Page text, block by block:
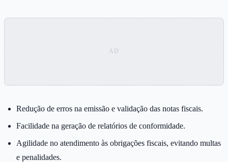
Redução de erros na emissão e validação das notas fiscais.
Facilidade na geração de relatórios de conformidade.
Agilidade no atendimento às obrigações fiscais, evitando multas
e penalidades.